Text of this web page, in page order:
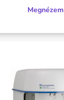
Megnézem